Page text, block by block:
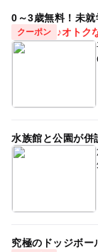
0～3歳無料！未就
クーポン
♪オトク
水族館と公園が併
究極のドッジボー